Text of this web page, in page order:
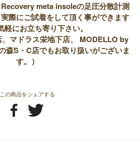
この商品をシェアする
meta insoleの足圧分散計測
際にご試着をして頂く事ができます
軽にお立ち寄り下さい。
、マドラス栄地下店、 MODELLO by
森S・C店でもお取り扱いがございま
す。）